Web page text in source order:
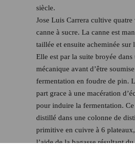
siècle.
Jose Luis Carrera cultive quatre
canne à sucre. La canne est
taillée et ensuite acheminée sur
Elle est par la suite broyée
mécanique avant d’être
fermentation en foudre de pin.
part grace à une macération
pour induire la fermentation.
distillé dans une colonne de
primitive en cuivre à 6
l’aide de la bagasse résultant